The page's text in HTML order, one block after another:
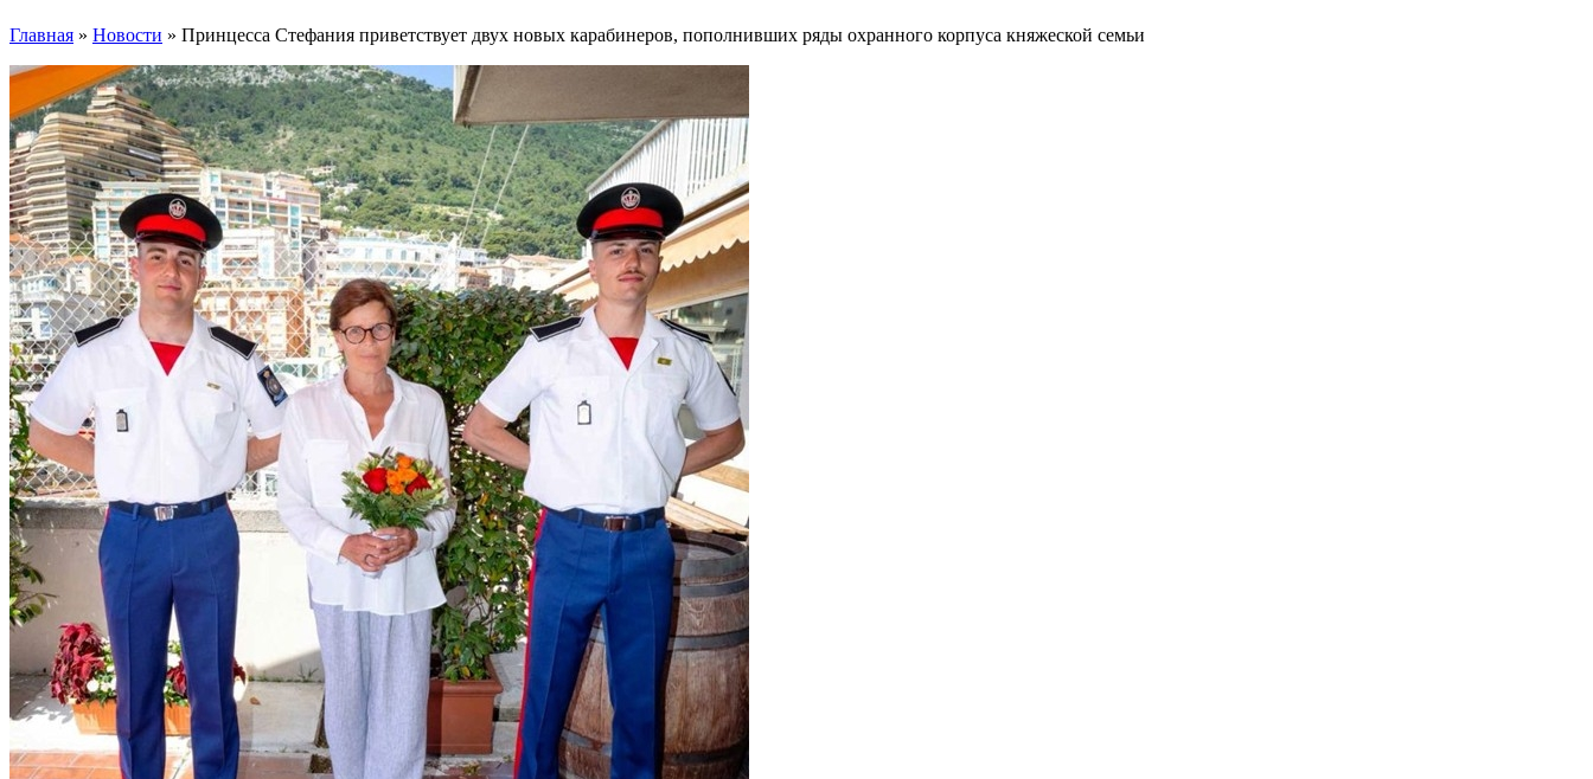
Главная » Новости » Принцесса Стефания приветствует двух новых карабинеров, пополнивших ряды охранного корпуса княжеской семьи